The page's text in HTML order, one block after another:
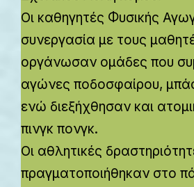
Οι καθηγητές Φυσικής
συνεργασία με τους
οργάνωσαν ομάδες που
αγώνες ποδοσφαίρου,
ενώ διεξήχθησαν και
πινγκ πονγκ.
Οι αθλητικές
πραγματοποιήθηκαν στο